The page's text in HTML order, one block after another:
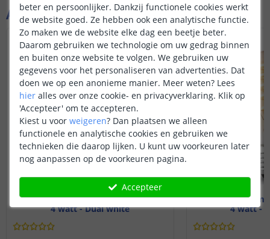
Aanvullende producten
Zigbee lamp - E27 fitting
4 watt - Dual white
VOORDEELSET
Zigbee
4 watt -
uitgebreide functies die de Hue-app
biedt met dit product. Basisfuncties
zoals aan- en uitzetten, dimmen,
kleurbediening etc werken wel.
beter en persoonlijker. Dankzij functionele cookies werkt
de website goed. Ze hebben ook een analytische functie.
Zo maken we de website elke dag een beetje beter.
Daarom gebruiken we technologie om uw gedrag binnen
en buiten onze website te volgen. We gebruiken uw
gegevens voor het personaliseren van advertenties. Dat
doen we op een anonieme manier. Meer weten? Lees
hier alles over onze cookie- en privacyverklaring. Klik op
'Accepteer' om te accepteren.
Kiest u voor weigeren? Dan plaatsen we alleen
functionele en analytische cookies en gebruiken we
technieken die daarop lijken. U kunt uw voorkeuren later
nog aanpassen op de voorkeuren pagina.
Accepteer